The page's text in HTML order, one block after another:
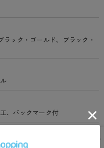
ック・ゴールド、ブラック・
、バックマーク付